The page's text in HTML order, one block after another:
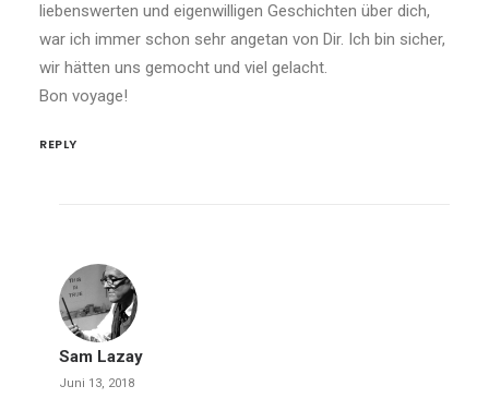
liebenswerten und eigenwilligen Geschichten über dich,
war ich immer schon sehr angetan von Dir. Ich bin sicher,
wir hätten uns gemocht und viel gelacht.
Bon voyage!
REPLY
Sam Lazay
Juni 13, 2018